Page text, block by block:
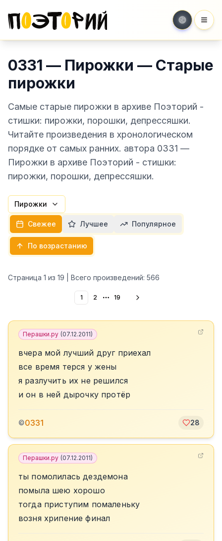
0331 — Пирожки — Старые
пирожки
Самые старые пирожки в архиве Поэторий -
стишки: пирожки, порошки, депрессяшки.
Читайте произведения в хронологическом
порядке от самых ранних. автора 0331 —
Пирожки в архиве Поэторий - стишки:
пирожки, порошки, депрессяшки.
Пирожки
Свежее Лучшее Популярное
По возрастанию
Страница 1 из 19 | Всего произведений: 566
1 2 More pages
19
Перашки.ру (07.12.2011)
вчера мой лучший друг приехал
все время терся у жены
я разлучить их не решился
и он в ней дырочку протёр
©0331 28
Перашки.ру (07.12.2011)
ты помолилась дездемона
помыла шею хорошо
тогда приступим помаленьку
возня хрипение финал